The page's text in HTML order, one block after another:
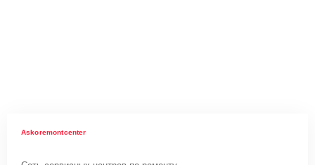
Askoremontcenter